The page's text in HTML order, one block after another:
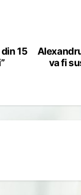
va fi
15